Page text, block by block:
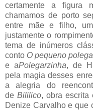
certamente a figura
chamamos de porto
entre mãe e filho,
justamente o
tema de inúmeros
conto O pequeno
e aPolegarzinha, de
pela magia desses
a alegria do
deBililico, obra escrita
Denize Carvalho e que